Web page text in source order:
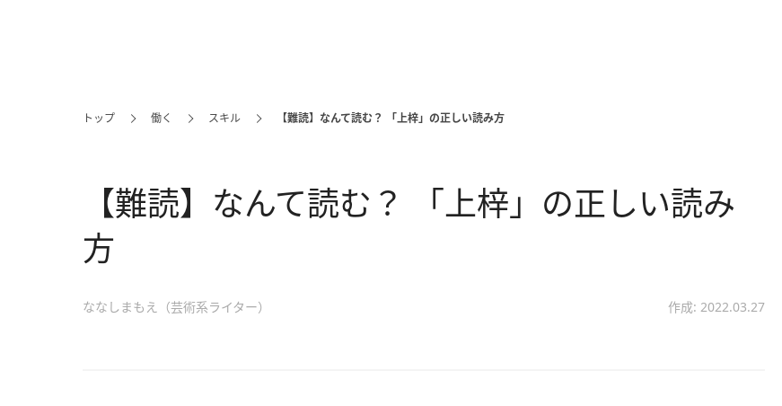
トップ 働く スキル 【難読】なんて読む？ 「上梓」の正しい読み方
【難読】なんて読む？ 「上梓」の正しい読み
方
ななしまもえ（芸術系ライター） 作成: 2022.03.27